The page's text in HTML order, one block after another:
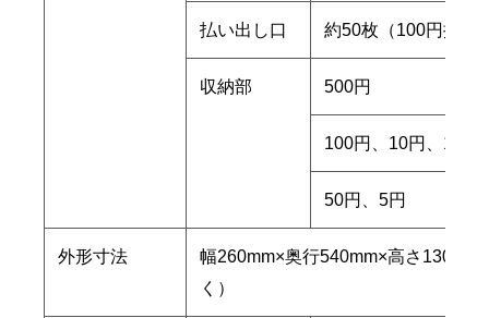
払い出し口 約50枚（100円換算
収納部 500円
100円、10円、1円
50円、5円
外形寸法
幅260mm×奥行540mm×高さ130mm
く）